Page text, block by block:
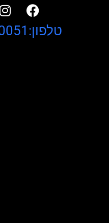
טלפון:077-5540051